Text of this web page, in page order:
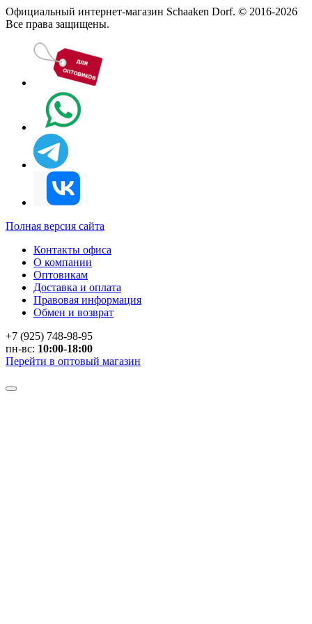
Официальный интернет-магазин Schaaken Dorf. © 2016-2026
Все права защищены.
Полная версия сайта
Контакты офиса
О компании
Оптовикам
Доставка и оплата
Правовая информация
Обмен и возврат
+7 (925) 748-98-95
пн-вс: 10:00-18:00
Перейти в оптовый магазин